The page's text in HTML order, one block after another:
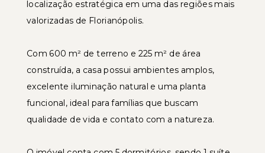
localização estratégica em uma das regiões mais
valorizadas de Florianópolis.
Com 600 m² de terreno e 225 m² de área
construída, a casa possui ambientes amplos,
excelente iluminação natural e uma planta
funcional, ideal para famílias que buscam
qualidade de vida e contato com a natureza.